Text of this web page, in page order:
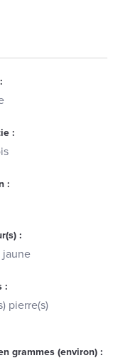
:
:
:
:
pierre(s)
grammes (environ) :